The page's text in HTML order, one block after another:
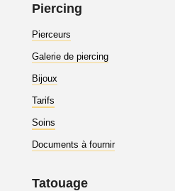
Piercing
Pierceurs
Galerie de piercing
Bijoux
Tarifs
Soins
Documents à fournir
Tatouage